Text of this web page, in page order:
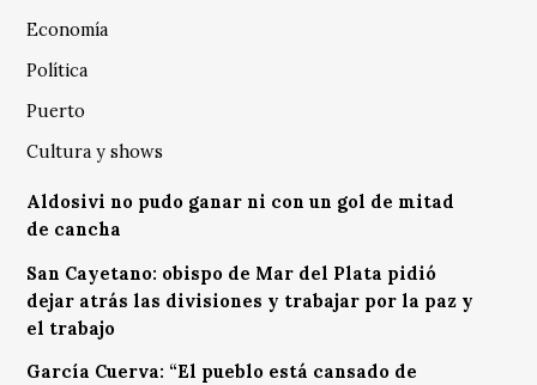
Economía
Política
Puerto
Cultura y shows
Aldosivi no pudo ganar ni con un gol de mitad
de cancha
San Cayetano: obispo de Mar del Plata pidió
dejar atrás las divisiones y trabajar por la paz y
el trabajo
García Cuerva: “El pueblo está cansado de